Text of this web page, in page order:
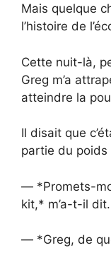
Mais quelque
l’histoire de
Cette nuit-là,
Greg m’a
atteindre la
Il disait que
partie du poids
— *Promets-
kit,* m’a-t-il dit.
— *Greg, de